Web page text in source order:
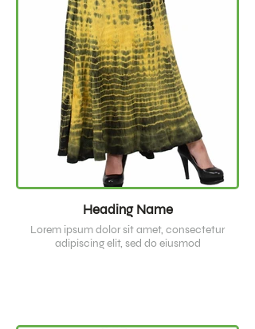
Heading Name
Lorem ipsum dolor sit amet, consectetur
adipiscing elit, sed do eiusmod